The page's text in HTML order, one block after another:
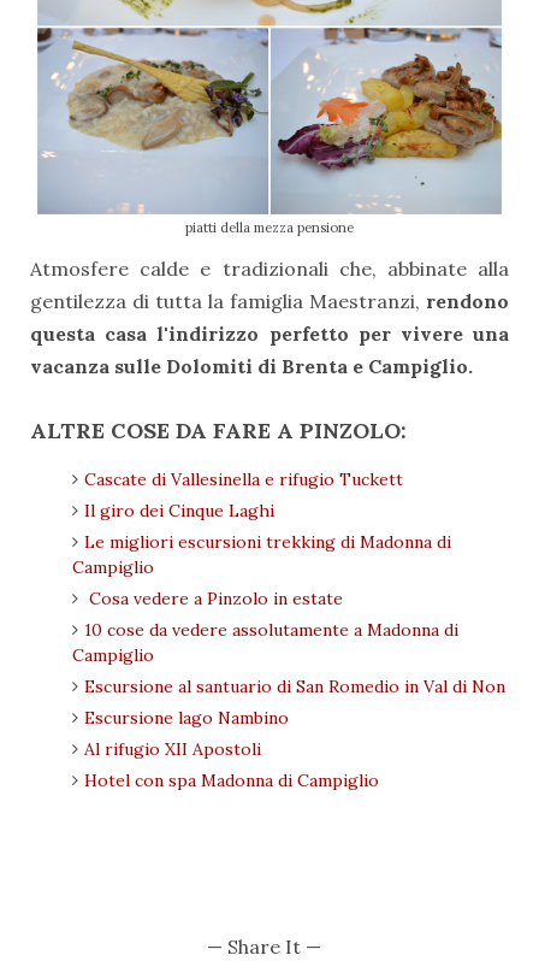
piatti della mezza pensione
Atmosfere calde e tradizionali che, abbinate alla
gentilezza di tutta la famiglia Maestranzi, rendono
questa casa l'indirizzo perfetto per vivere una
vacanza sulle Dolomiti di Brenta e Campiglio.
ALTRE COSE DA FARE A PINZOLO:
Cascate di Vallesinella e rifugio Tuckett
Il giro dei Cinque Laghi
Le migliori escursioni trekking di Madonna di
Campiglio
Cosa vedere a Pinzolo in estate
10 cose da vedere assolutamente a Madonna di
Campiglio
Escursione al santuario di San Romedio in Val di Non
Escursione lago Nambino
Al rifugio XII Apostoli
Hotel con spa Madonna di Campiglio
— Share It —